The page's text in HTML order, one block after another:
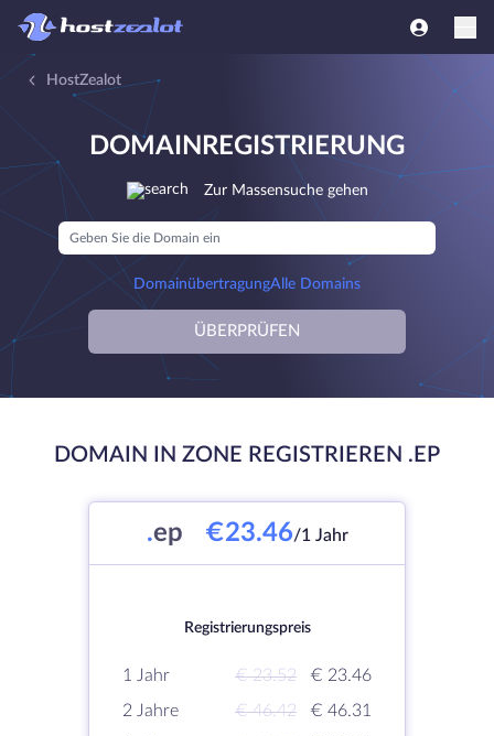
HostZealot
DOMAINREGISTRIERUNG
Zur Massensuche gehen
DomainübertragungAlle Domains
ÜBERPRÜFEN
DOMAIN IN ZONE REGISTRIEREN .EP
.ep €23.46/1 Jahr
Registrierungspreis
1 Jahr € 23.52
€ 23.46
2 Jahre
€ 46.42
€ 46.31